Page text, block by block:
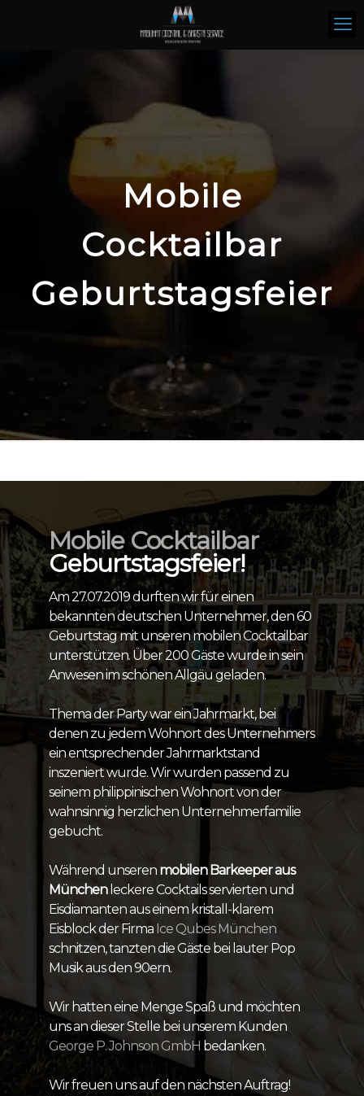
Mobile
Cocktailbar
Geburtstagsfeier
Mobile Cocktailbar
Geburtstagsfeier!
Am 27.07.2019 durften wir für einen
bekannten deutschen Unternehmer, den 60
Geburtstag mit unseren mobilen Cocktailbar
unterstützen. Über 200 Gäste wurde in sein
Anwesen im schönen Allgäu geladen.
Thema der Party war ein Jahrmarkt, bei
denen zu jedem Wohnort des Unternehmers
ein entsprechender Jahrmarktstand
inszeniert wurde. Wir wurden passend zu
seinem philippinischen Wohnort von der
wahnsinnig herzlichen Unternehmerfamilie
gebucht.
Während unseren mobilen Barkeeper aus
Münchenleckere Cocktails servierten und
Eisdiamanten aus einem kristall-klarem
Eisblock der Firma Ice Qubes München
schnitzen, tanzten die Gäste bei lauter Pop
Musik aus den 90ern.
Wir hatten eine Menge Spaß und möchten
uns an dieser Stelle bei unserem Kunden
George P. Johnson GmbH bedanken.
Wir freuen uns auf den nächsten Auftrag!